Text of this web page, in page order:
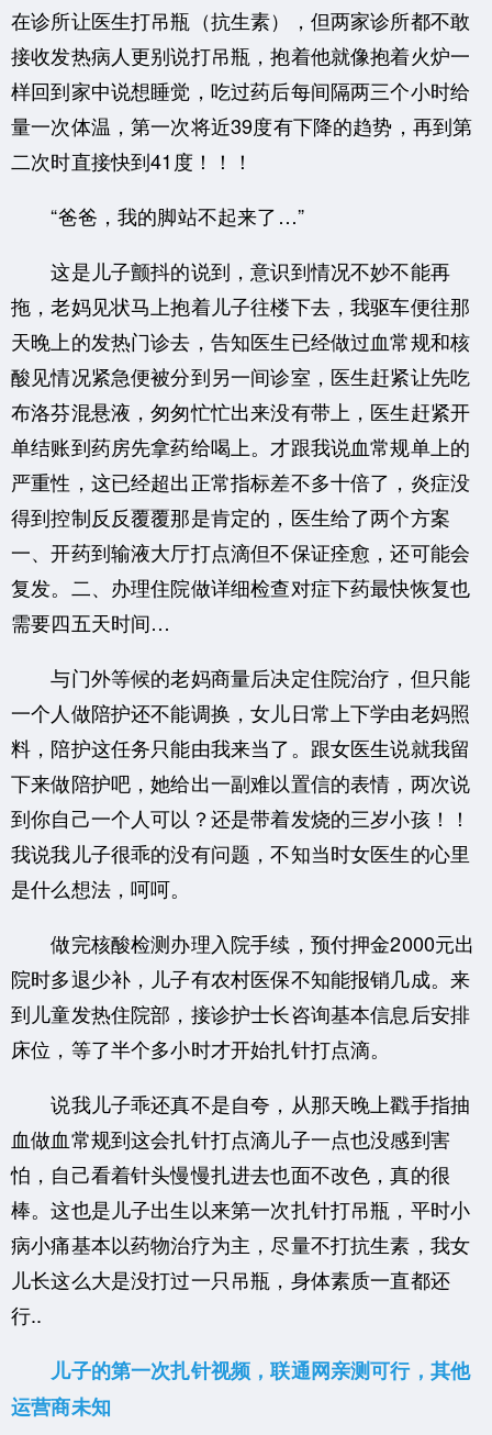
在诊所让医生打吊瓶（抗生素），但两家诊所都不敢
接收发热病人更别说打吊瓶，抱着他就像抱着火炉一
样回到家中说想睡觉，吃过药后每间隔两三个小时给
量一次体温，第一次将近39度有下降的趋势，再到第
二次时直接快到41度！！！
“爸爸，我的脚站不起来了…”
这是儿子颤抖的说到，意识到情况不妙不能再
拖，老妈见状马上抱着儿子往楼下去，我驱车便往那
天晚上的发热门诊去，告知医生已经做过血常规和核
酸见情况紧急便被分到另一间诊室，医生赶紧让先吃
布洛芬混悬液，匆匆忙忙出来没有带上，医生赶紧开
单结账到药房先拿药给喝上。才跟我说血常规单上的
严重性，这已经超出正常指标差不多十倍了，炎症没
得到控制反反覆覆那是肯定的，医生给了两个方案
一、开药到输液大厅打点滴但不保证痊愈，还可能会
复发。二、办理住院做详细检查对症下药最快恢复也
需要四五天时间…
与门外等候的老妈商量后决定住院治疗，但只能
一个人做陪护还不能调换，女儿日常上下学由老妈照
料，陪护这任务只能由我来当了。跟女医生说就我留
下来做陪护吧，她给出一副难以置信的表情，两次说
到你自己一个人可以？还是带着发烧的三岁小孩！！
我说我儿子很乖的没有问题，不知当时女医生的心里
是什么想法，呵呵。
做完核酸检测办理入院手续，预付押金2000元出
院时多退少补，儿子有农村医保不知能报销几成。来
到儿童发热住院部，接诊护士长咨询基本信息后安排
床位，等了半个多小时才开始扎针打点滴。
说我儿子乖还真不是自夸，从那天晚上戳手指抽
血做血常规到这会扎针打点滴儿子一点也没感到害
怕，自己看着针头慢慢扎进去也面不改色，真的很
棒。这也是儿子出生以来第一次扎针打吊瓶，平时小
病小痛基本以药物治疗为主，尽量不打抗生素，我女
儿长这么大是没打过一只吊瓶，身体素质一直都还
行..
儿子的第一次扎针视频，联通网亲测可行，其他
运营商未知